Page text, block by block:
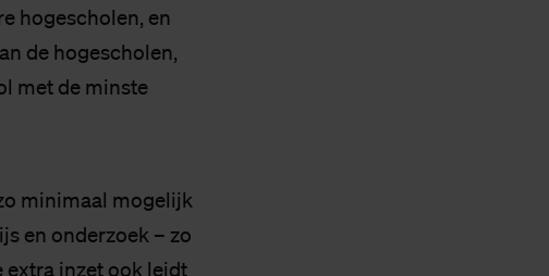
hogescholen, en
de hogescholen,
met de minste
minimaal mogelijk
en onderzoek – zo
extra inzet ook leidt